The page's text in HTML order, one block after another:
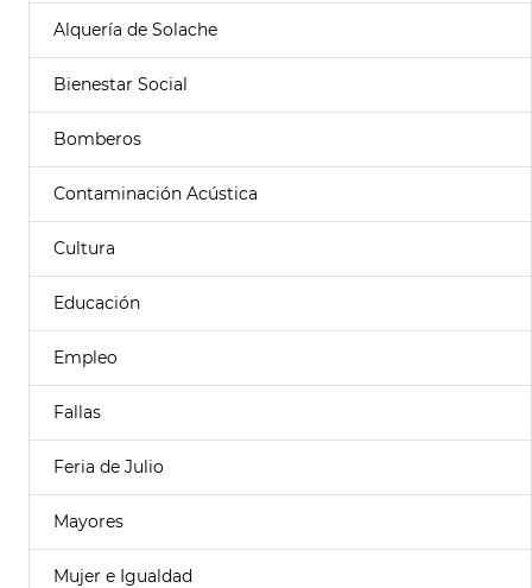
Alquería de Solache
Bienestar Social
Bomberos
Contaminación Acústica
Cultura
Educación
Empleo
Fallas
Feria de Julio
Mayores
Mujer e Igualdad